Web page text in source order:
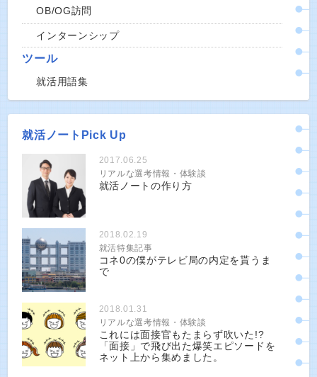
OB/OG訪問
インターンシップ
ツール
就活用語集
就活ノートPick Up
2017.06.25
リアルな選考情報・体験談
就活ノートの作り方
2018.02.19
就活特集記事
コネ0の僕がテレビ局の内定を貰うま
で
2018.01.31
リアルな選考情報・体験談
これには面接官もたまらず吹いた!?
「面接」で飛び出た爆笑エピソードを
ネット上から集めました。